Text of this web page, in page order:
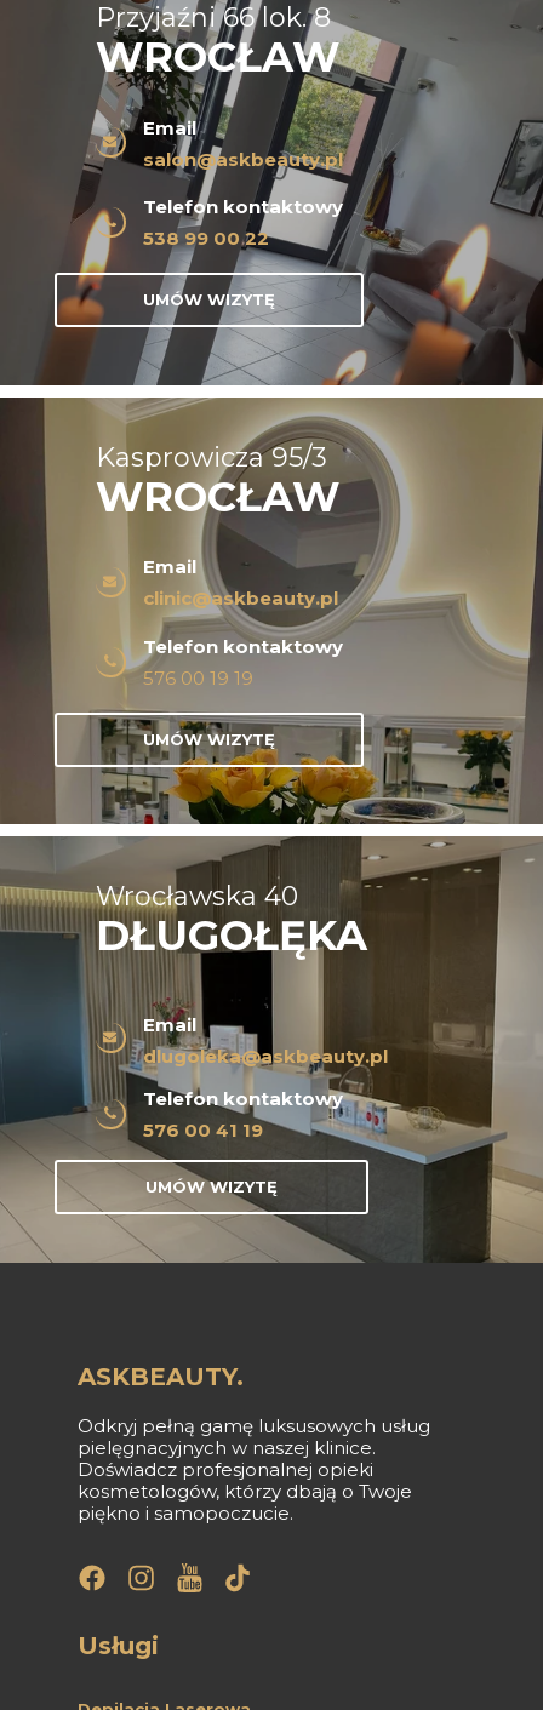
UMÓW WIZYTĘ
Telefon kontaktowy
576 00 19 19
Email
clinic@askbeauty.pl
Kasprowicza 95/3
WROCŁAW
UMÓW WIZYTĘ
Telefon kontaktowy
576 00 41 19
Email
dlugoleka@askbeauty.pl
Wrocławska 40
DŁUGOŁĘKA
UMÓW WIZYTĘ
Telefon kontaktowy
538 99 00 22
Email
salon@askbeauty.pl
Przyjaźni 66 lok. 8
WROCŁAW
ASKBEAUTY.
Odkryj pełną gamę luksusowych usług
pielęgnacyjnych w naszej klinice.
Doświadcz profesjonalnej opieki
kosmetologów, którzy dbają o Twoje
piękno i samopoczucie.
Usługi
Najpopularniejsze
ZABIEGI
Peeling węglowy
Oczyszczanie wodorowe
dlugoleka@askbeauty.pl
Długołęka, Wrocławska 40